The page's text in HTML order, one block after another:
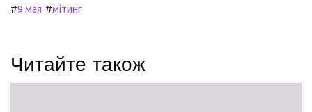
#9 мая #мітинг
Читайте також